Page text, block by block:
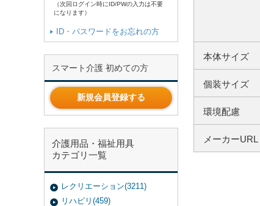
（次回ログイン時にID/PWの入力は不要
になります）
ID・パスワードをお忘れの方
スマート介護 初めての方
新規会員登録する
介護用品・福祉用具
カテゴリ一覧
レクリエーション(3211)
リハビリ(459)
本体サイズ
個装サイズ
環境配慮
メーカーURL